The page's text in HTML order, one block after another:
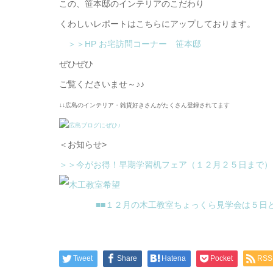
この、笹本邸のインテリアのこだわり
くわしいレポートはこちらにアップしております。
＞＞HP お宅訪問コーナー 笹本邸
ぜひぜひ
ご覧くださいませ～♪♪
↓↓広島のインテリア・雑貨好きさんがたくさん登録されてます
＜お知らせ>
＞＞今がお得！早期学習机フェア（１２月２５日まで）
■■１２月の木工教室ちょっくら見学会は５日と
Tweet Share Hatena Pocket RSS